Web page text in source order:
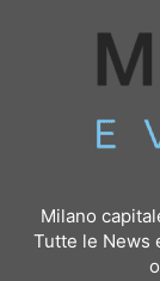
Milano
Tutte le News